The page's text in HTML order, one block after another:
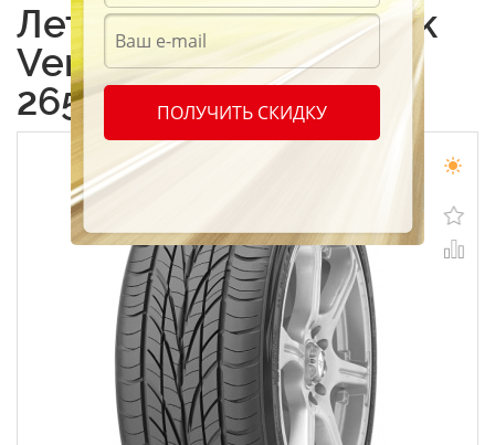
Летние шины Hankook
Ventus V2 Concept
265/35 R18 93V
ПОЛУЧИТЬ СКИДКУ